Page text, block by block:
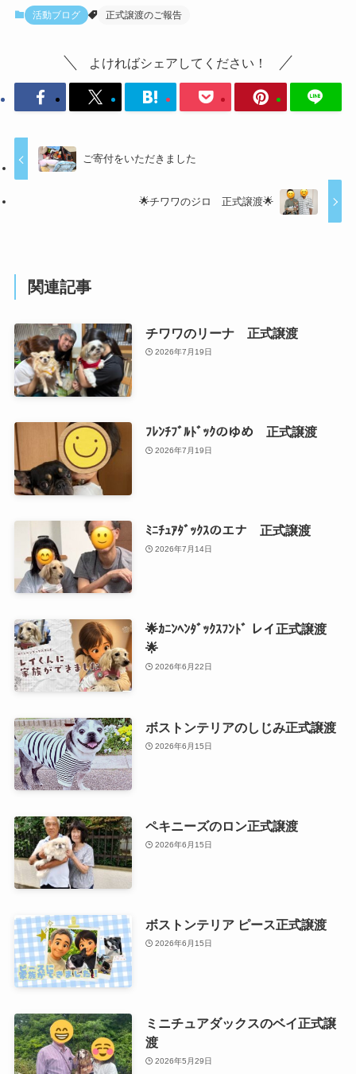
活動ブログ 正式譲渡のご報告
よければシェアしてください！
ご寄付をいただきました
🌟チワワのジロ 正式譲渡🌟
関連記事
チワワのリーナ 正式譲渡
2026年7月19日
ﾌﾚﾝﾁﾌﾞﾙﾄﾞｯｸのゆめ 正式譲渡
2026年7月19日
ﾐﾆﾁｭｱﾀﾞｯｸｽのエナ 正式譲渡
2026年7月14日
🌟ｶﾆﾝﾍﾝﾀﾞｯｸｽﾌﾝﾄﾞ レイ正式譲渡
🌟
2026年6月22日
ボストンテリアのしじみ正式譲渡
2026年6月15日
ペキニーズのロン正式譲渡
2026年6月15日
ボストンテリア ピース正式譲渡
2026年6月15日
ミニチュアダックスのベイ正式譲
渡
2026年5月29日